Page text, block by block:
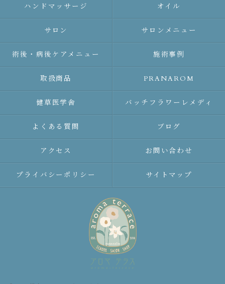
ハンドマッサージ オイル
サロン サロンメニュー
術後・病後ケアメニュー 施術事例
取扱商品 PRANAROM
健草医学舎 バッチフラワーレメディ
よくある質問 ブログ
アクセス お問い合わせ
プライバシーポリシー サイトマップ